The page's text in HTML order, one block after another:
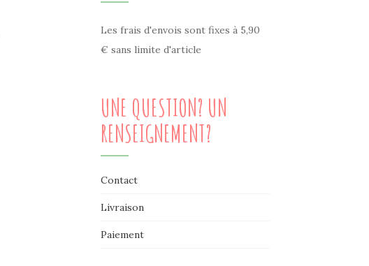
Les frais d'envois sont fixes à 5,90
€ sans limite d'article
UNE QUESTION? UN
RENSEIGNEMENT?
Contact
Livraison
Paiement